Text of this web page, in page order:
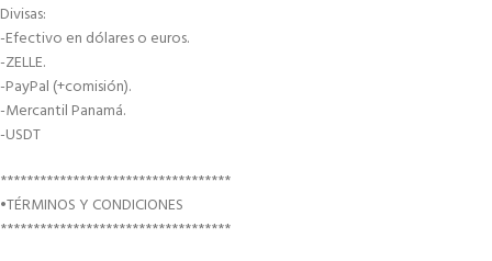
Divisas:
-Efectivo en dólares o euros.
-ZELLE.
-PayPal (+comisión).
-Mercantil Panamá.
-USDT
***********************************
•TÉRMINOS Y CONDICIONES
***********************************